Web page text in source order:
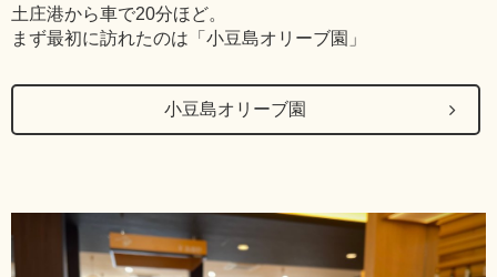
土庄港から車で20分ほど。
まず最初に訪れたのは「小豆島オリーブ園」
小豆島オリーブ園